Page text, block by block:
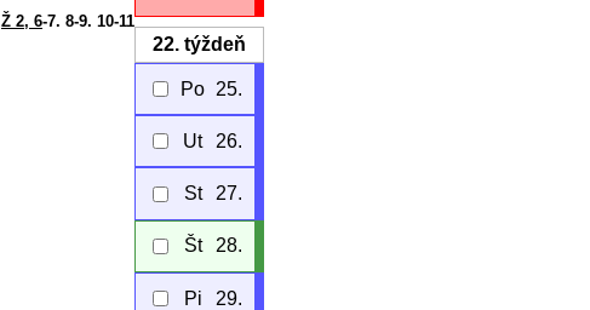
Ž 2, 6-7. 8-9. 10-11
22. týždeň
Po 25.
Ut 26.
St 27.
Št 28.
Pi 29.